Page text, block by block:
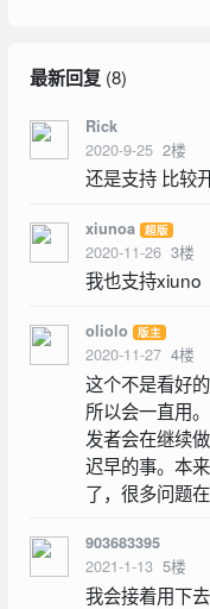
最新回复(8)
Rick
2020-9-25 2楼
还是支持 比较
xiunoa 超版
2020-11-26 3楼
我也支持xiuno
oliolo 版主
2020-11-27 4楼
这个不是看好
所以会一直用
发者会在继续
迟早的事。本
了，很多问题
903683395
2021-1-13 5楼
我会接着用下